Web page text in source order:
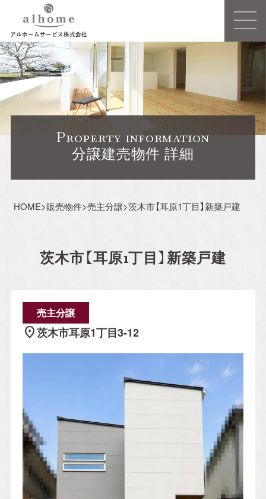
Concept
事業概要
注文住宅ーSIMPLE NOTEー
売買/仲介
賃貸事業
Property Information
分譲住宅
Company
会社概要
施工事例
Property information
分譲建売物件 詳細
HOME>販売物件>売主分譲>茨木市【耳原1丁目】新築戸建
茨木市【耳原1丁目】新築戸建
売主分譲
location_on茨木市耳原1丁目3-12